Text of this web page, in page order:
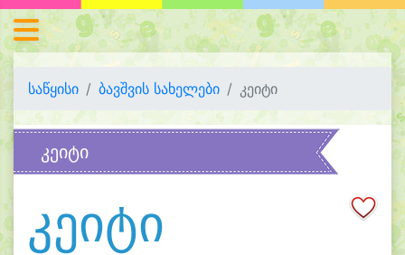
საწყისი ბავშვის სახელები კეიტი
კეიტი
კეიტი